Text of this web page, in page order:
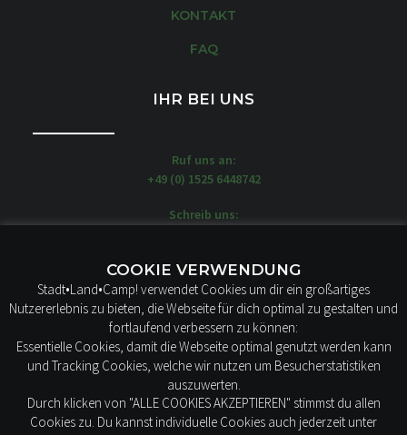
KONTAKT
FAQ
IHR BEI UNS
Ruf uns an:
+49 (0) 1525 6448742
Schreib uns:
Unsere WOW-MOBILE stehen hier:
STADT LAND CAMP!
Borstelweg 22
25436 Tornesch
COOKIE VERWENDUNG
Stadt•Land•Camp! verwendet Cookies um dir ein großartiges
Nutzererlebnis zu bieten, die Webseite für dich optimal zu gestalten und
fortlaufend verbessern zu können:
Essentielle Cookies, damit die Webseite optimal genutzt werden kann
und Tracking Cookies, welche wir nutzen um Besucherstatistiken
auszuwerten.
Durch klicken von "ALLE COOKIES AKZEPTIEREN" stimmst du allen
Cookies zu. Du kannst individuelle Cookies auch jederzeit unter